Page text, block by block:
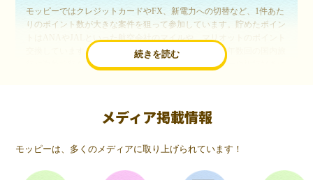
続きを読む
モッピーではクレジットカードやFX、新電力への切替など、1件あた
りのポイント数が大きな案件を狙って参加しています。貯めたポイン
交換しています。このようにすることで、ほぼ無料で年数回の国内旅
行や海外旅行を実現しています。モッピーは陸マイラーや旅行好きに
いつものネットショッピングが、モッピーでお得
（20代・女性）
友達に勧められてモッピーをはじめました。空いた時間にスマホで買
メディア掲載情報
モッピーは、多くのメディアに取り上げられています！